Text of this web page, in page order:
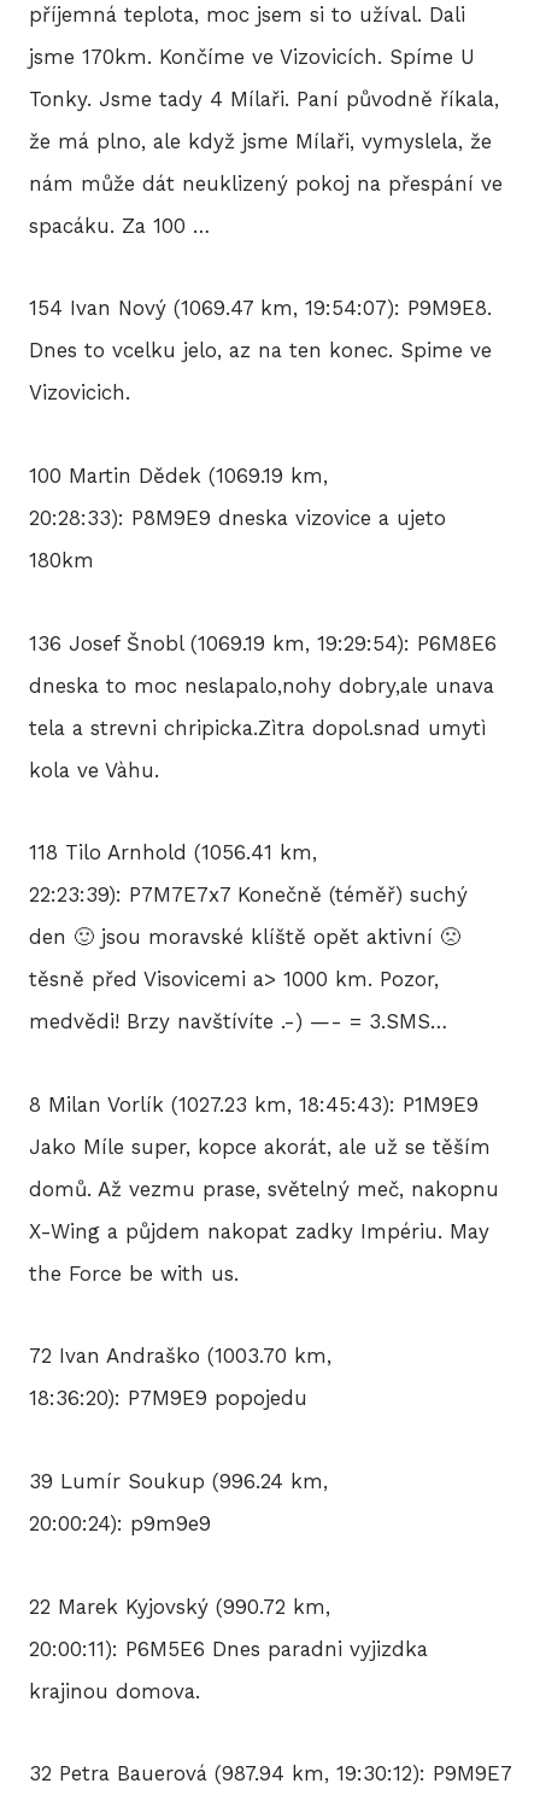
příjemná teplota, moc jsem si to užíval. Dali
jsme 170km. Končíme ve Vizovicích. Spíme U
Tonky. Jsme tady 4 Mílaři. Paní původně říkala,
že má plno, ale když jsme Mílaři, vymyslela, že
nám může dát neuklizený pokoj na přespání ve
spacáku. Za 100 …
154 Ivan Nový (1069.47 km, 19:54:07): P9M9E8.
Dnes to vcelku jelo, az na ten konec. Spime ve
Vizovicich.
100 Martin Dědek (1069.19 km,
20:28:33): P8M9E9 dneska vizovice a ujeto
180km
136 Josef Šnobl (1069.19 km, 19:29:54): P6M8E6
dneska to moc neslapalo,nohy dobry,ale unava
tela a strevni chripicka.Zìtra dopol.snad umytì
kola ve Vàhu.
118 Tilo Arnhold (1056.41 km,
22:23:39): P7M7E7x7 Konečně (téměř) suchý
den 🙂 jsou moravské klíště opět aktivní 🙁
těsně před Visovicemi a> 1000 km. Pozor,
medvědi! Brzy navštívíte .-) —- = 3.SMS…
8 Milan Vorlík (1027.23 km, 18:45:43): P1M9E9
Jako Míle super, kopce akorát, ale už se těším
domů. Až vezmu prase, světelný meč, nakopnu
X-Wing a půjdem nakopat zadky Impériu. May
the Force be with us.
72 Ivan Andraško (1003.70 km,
18:36:20): P7M9E9 popojedu
39 Lumír Soukup (996.24 km,
20:00:24): p9m9e9
22 Marek Kyjovský (990.72 km,
20:00:11): P6M5E6 Dnes paradni vyjizdka
krajinou domova.
32 Petra Bauerová (987.94 km, 19:30:12): P9M9E7